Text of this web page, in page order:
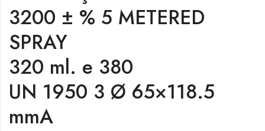
3200 ± % 5 METERED
SPRAY
320 ml. e 380
UN 1950 3 Ø 65×118.5
mmA